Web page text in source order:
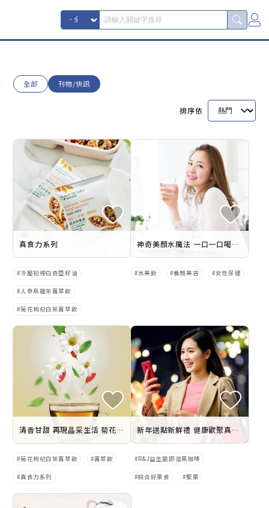
全部 刊物/快訊
排序依
真食力系列
冷壓初榨白奇亞籽油
人參烏龍茶菁萃飲
菊花枸杞白茶菁萃飲
神奇美顏水魔法 一口一口喝出好光彩
水美飲 養顏美容 女性保健
清香甘甜 再現晶采生活 菊花枸杞白茶菁萃飲
菊花枸杞白茶菁萃飲 菁萃飲
真食力系列
新年送點新鮮禮 健康歡聚真食力
R&J益生菌即溶黑咖啡
綜合好果食 堅果